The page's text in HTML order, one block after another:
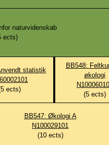
naturvidenskab
ects)
statistik
5 ects)
BB548:
økologi
(5 ects)
BB547: Økologi A
N100029101
(10ects)